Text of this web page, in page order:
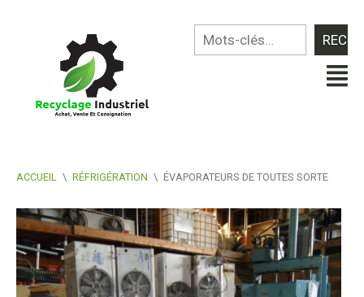
ACCUEIL \ RÉFRIGÉRATION \ ÉVAPORATEURS DE TOUTES SORTE